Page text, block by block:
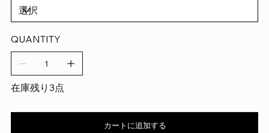
QUANTITY
在庫残り3点
カートに追加する